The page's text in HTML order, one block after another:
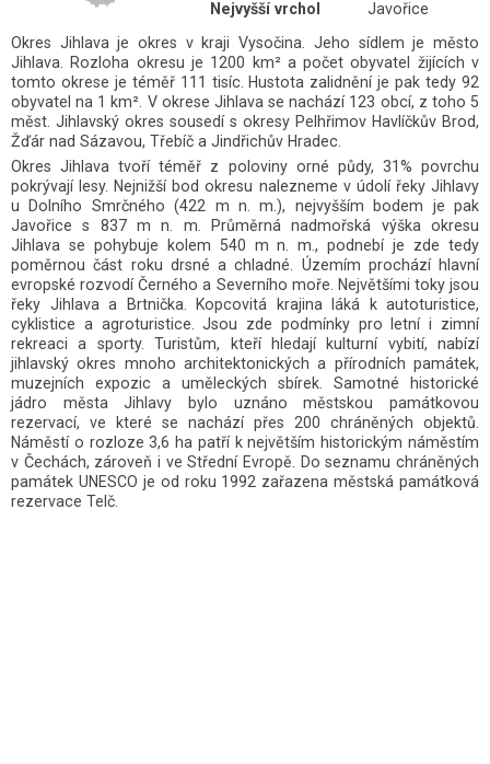
Nejvyšší vrchol
Javořice
Okres Jihlava je okres v kraji Vysočina. Jeho sídlem je město
Jihlava. Rozloha okresu je 1200 km² a počet obyvatel žijících v
tomto okrese je téměř 111 tisíc. Hustota zalidnění je pak tedy 92
obyvatel na 1 km². V okrese Jihlava se nachází 123 obcí, z toho 5
měst. Jihlavský okres sousedí s okresy Pelhřimov Havlíčkův Brod,
Žďár nad Sázavou, Třebíč a Jindřichův Hradec.
Okres Jihlava tvoří téměř z poloviny orné půdy, 31% povrchu
pokrývají lesy. Nejnižší bod okresu nalezneme v údolí řeky Jihlavy
u Dolního Smrčného (422 m n. m.), nejvyšším bodem je pak
Javořice s 837 m n. m. Průměrná nadmořská výška okresu
Jihlava se pohybuje kolem 540 m n. m., podnebí je zde tedy
poměrnou část roku drsné a chladné. Územím prochází hlavní
evropské rozvodí Černého a Severního moře. Největšími toky jsou
řeky Jihlava a Brtnička. Kopcovitá krajina láká k autoturistice,
cyklistice a agroturistice. Jsou zde podmínky pro letní i zimní
rekreaci a sporty. Turistům, kteří hledají kulturní vybití, nabízí
jihlavský okres mnoho architektonických a přírodních památek,
muzejních expozic a uměleckých sbírek. Samotné historické
jádro města Jihlavy bylo uznáno městskou památkovou
rezervací, ve které se nachází přes 200 chráněných objektů.
Náměstí o rozloze 3,6 ha patří k největším historickým náměstím
v Čechách, zároveň i ve Střední Evropě. Do seznamu chráněných
památek UNESCO je od roku 1992 zařazena městská památková
rezervace Telč.